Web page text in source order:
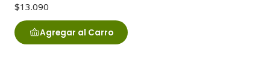
$13.090
Agregar al Carro